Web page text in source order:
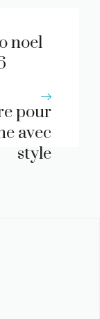
noel
pour
avec
style